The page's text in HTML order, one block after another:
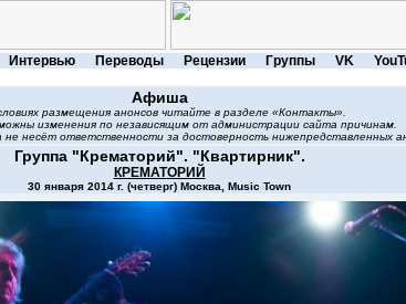
Интервью Переводы Рецензии Группы VK
Афиша
размещения анонсов читайте в разделе «Контакты».
изменения по независящим от администрации сайта причинам.
несёт ответственности за достоверность нижепредставленных
Группа "Крематорий". "Квартирник".
КРЕМАТОРИЙ
30 января 2014 г. (четверг) Москва, Music Town